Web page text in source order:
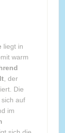
liegt in
warm
, der
Die
auf
im